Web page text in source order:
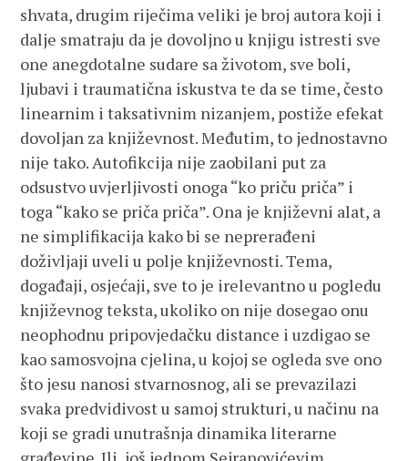
shvata, drugim riječima veliki je broj autora koji i
dalje smatraju da je dovoljno u knjigu istresti sve
one anegdotalne sudare sa životom, sve boli,
ljubavi i traumatična iskustva te da se time, često
linearnim i taksativnim nizanjem, postiže efekat
dovoljan za književnost. Međutim, to jednostavno
nije tako. Autofikcija nije zaobilani put za
odsustvo uvjerljivosti onoga “ko priču priča” i
toga “kako se priča priča”. Ona je književni alat, a
ne simplifikacija kako bi se neprerađeni
doživljaji uveli u polje književnosti. Tema,
događaji, osjećaji, sve to je irelevantno u pogledu
književnog teksta, ukoliko on nije dosegao onu
neophodnu pripovjedačku distance i uzdigao se
kao samosvojna cjelina, u kojoj se ogleda sve ono
što jesu nanosi stvarnosnog, ali se prevazilazi
svaka predvidivost u samoj strukturi, u načinu na
koji se gradi unutrašnja dinamika literarne